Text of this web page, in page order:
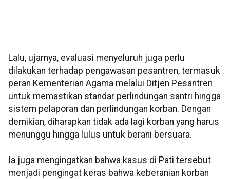
Lalu, ujarnya, evaluasi menyeluruh juga perlu
dilakukan terhadap pengawasan pesantren, termasuk
peran Kementerian Agama melalui Ditjen Pesantren
untuk memastikan standar perlindungan santri hingga
sistem pelaporan dan perlindungan korban. Dengan
demikian, diharapkan tidak ada lagi korban yang harus
menunggu hingga lulus untuk berani bersuara.
Ia juga mengingatkan bahwa kasus di Pati tersebut
menjadi pengingat keras bahwa keberanian korban